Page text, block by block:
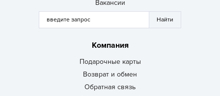
Вакансии
Компания
Подарочные карты
Возврат и обмен
Обратная связь